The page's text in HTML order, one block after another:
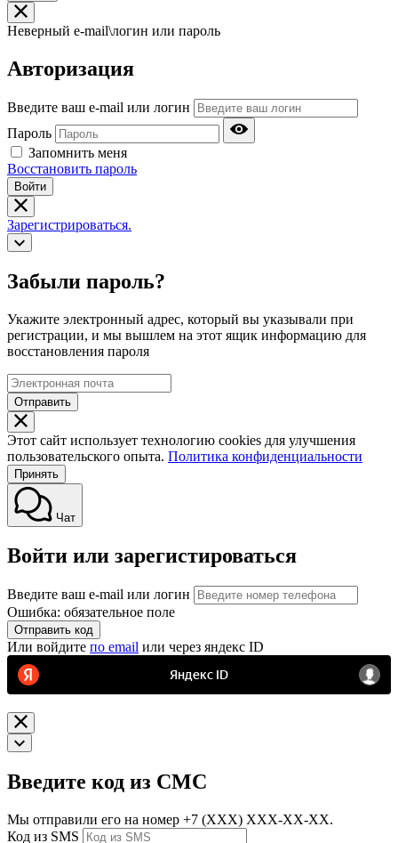
Неверный e-mail\логин или пароль
Авторизация
Введите ваш e-mail или логин
Пароль
Запомнить меня
Восстановить пароль
Войти
Зарегистрироваться.
Забыли пароль?
Укажите электронный адрес, который вы указывали при
регистрации, и мы вышлем на этот ящик информацию для
восстановления пароля
Отправить
Этот сайт использует технологию cookies для улучшения
пользовательского опыта. Политика конфиденциальности
Принять
Чат
Войти или зарегистироваться
Введите ваш e-mail или логин
Ошибка: обязательное поле
Отправить код
Или войдите по email или через яндекс ID
Введите код из СМС
Мы отправили его на номер +7 (ХХХ) ХХХ-ХХ-ХХ.
Код из SMS